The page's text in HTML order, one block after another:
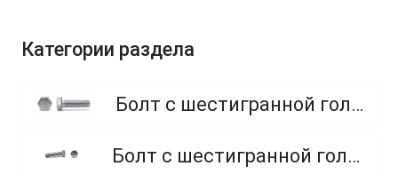
Категории раздела
Болт с шестигранной головкой, полная резьба, класс прочности 8.8
Болт с шестигранной головкой, полная резьба, класс прочности 4.8 и 5.8